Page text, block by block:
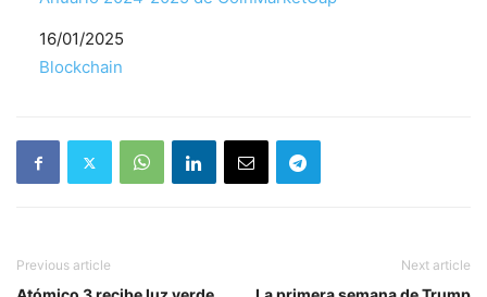
Fecha
16/01/2025
Respecto a
Blockchain
Previous article Next article